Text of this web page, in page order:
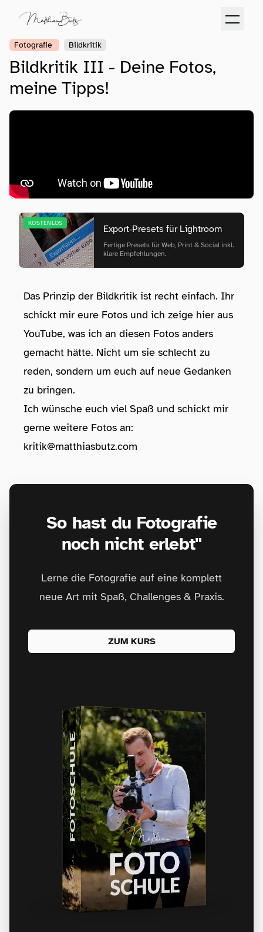
Fotografie Bildkritik
Bildkritik III - Deine Fotos,
meine Tipps!
KOSTENLOS
Export‑Presets für Lightroom
Fertige Presets für Web, Print & Social inkl.
klare Empfehlungen.
Das Prinzip der Bildkritik ist recht einfach. Ihr
schickt mir eure Fotos und ich zeige hier aus
YouTube, was ich an diesen Fotos anders
gemacht hätte. Nicht um sie schlecht zu
reden, sondern um euch auf neue Gedanken
zu bringen.
Ich wünsche euch viel Spaß und schickt mir
gerne weitere Fotos an:
kritik@matthiasbutz.com
So hast du Fotografie
noch nicht erlebt"
Lerne die Fotografie auf eine komplett
neue Art mit Spaß, Challenges & Praxis.
ZUM KURS